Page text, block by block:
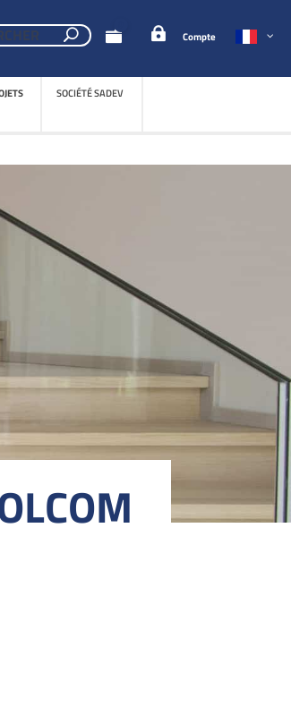
Compte
SOCIÉTÉ SADEV